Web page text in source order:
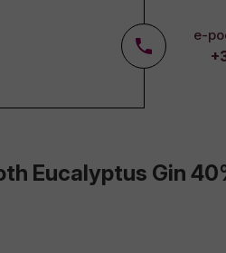
e-
Eucalyptus Gin